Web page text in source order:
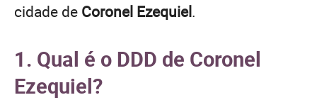
cidade de Coronel Ezequiel.
1. Qual é o DDD de Coronel
Ezequiel?